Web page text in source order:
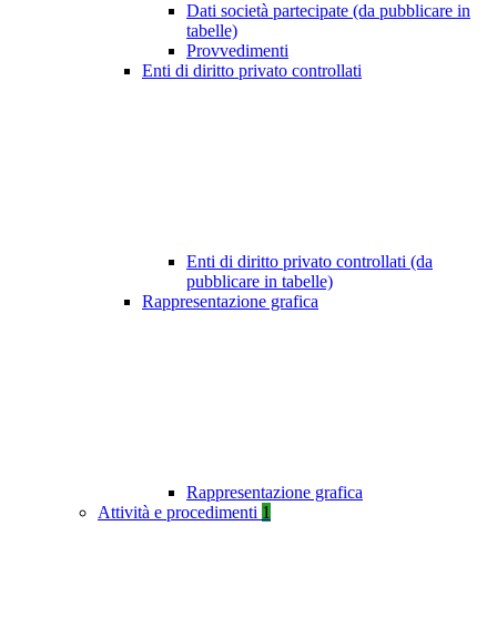
Dati società partecipate (da pubblicare in
tabelle)
Provvedimenti
Enti di diritto privato controllati
Enti di diritto privato controllati (da
pubblicare in tabelle)
Rappresentazione grafica
Rappresentazione grafica
Attività e procedimenti 1